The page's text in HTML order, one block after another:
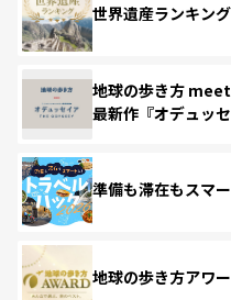
世界遺産ランキング
地球の歩き方
最新作『オデュッセ
準備も滞在もスマ
地球の歩き方アワ